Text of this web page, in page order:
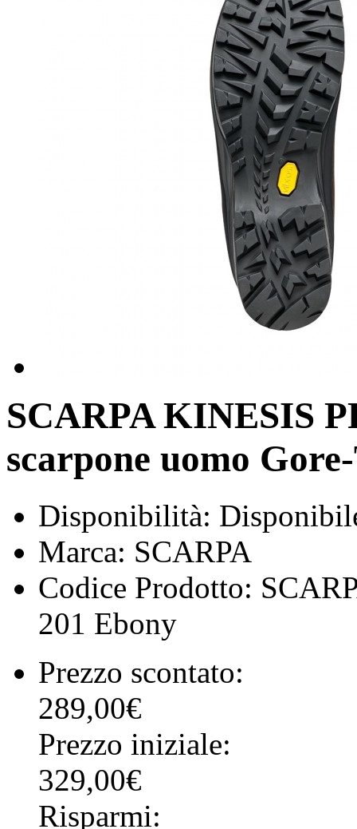
SCARPA KINESIS
scarpone uomo
Disponibilità:
Marca: SCARPA
Codice Prodotto:
201 Ebony
Prezzo scontato:
289,00€
Prezzo iniziale:
329,00€
Risparmi: